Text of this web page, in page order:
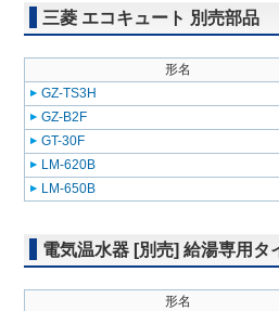
三菱 エコキュート 別売部品
形名
GZ-TS3H
GZ-B2F
GT-30F
LM-620B
LM-650B
電気温水器 [別売] 給湯専用タ
形名